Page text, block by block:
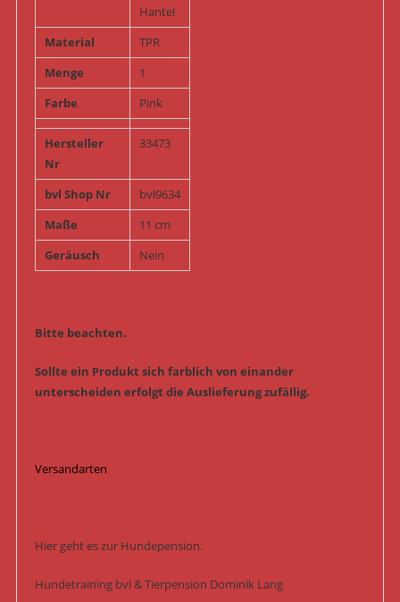
Hantel
Material
TPR
Menge
1
Farbe
Pink
Hersteller
Nr
33473
bvl Shop Nr
bvl9634
Maße
11 cm
Geräusch
Nein
Bitte beachten.
Sollte ein Produkt sich farblich von einander
unterscheiden erfolgt die Auslieferung zufällig.
Versandarten
Hier geht es zur Hundepension.
Hundetraining bvl & Tierpension Dominik Lang